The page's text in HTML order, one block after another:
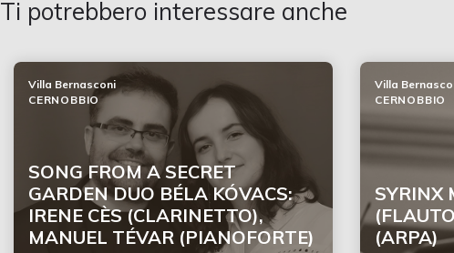
Ti potrebbero interessare anche
SONG FROM A SECRET
GARDEN DUO BÉLA KÓVACS:
IRENE CÈS (CLARINETTO),
MANUEL TÉVAR (PIANOFORTE)
Villa Bernasconi
CERNOBBIO
SYRINX
(ARPA)
Villa
CERNOBBIO